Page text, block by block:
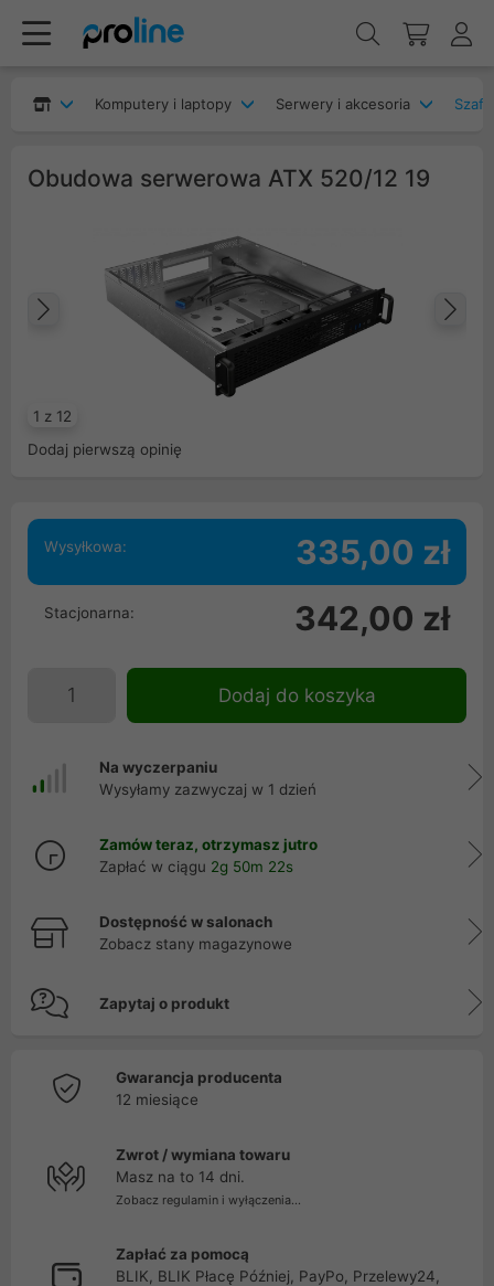
Komputery i laptopy Serwery i akcesoria
Obudowa serwerowa ATX 520/12 19
1 z 12
Poprzedni
Dodaj pierwszą opinię
Wysyłkowa: 335,00 zł
Stacjonarna: 342,00 zł
Dodaj do koszyka
Na wyczerpaniu
Wysyłamy zazwyczaj w 1 dzień
Zamów teraz, otrzymasz jutro
Zapłać w ciągu 2g 50m 21s
Dostępność w salonach
Zobacz stany magazynowe
Zapytaj o produkt
Gwarancja producenta
12 miesiące
Zwrot / wymiana towaru
Masz na to 14 dni.
Zobacz regulamin i wyłączenia...
Zapłać za pomocą
BLIK, BLIK Płacę Później, PayPo, Przelewy24,